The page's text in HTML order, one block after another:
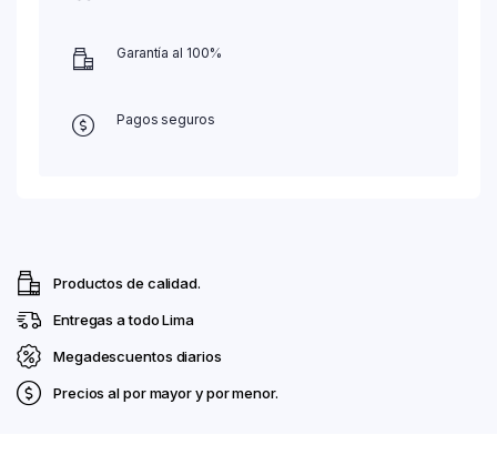
Garantía al 100%
Pagos seguros
Productos de calidad.
Entregas a todo Lima
Megadescuentos diarios
Precios al por mayor y por menor.